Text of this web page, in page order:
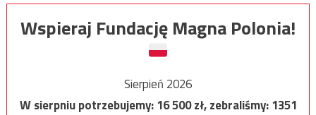
Wspieraj Fundację Magna Polonia!
Sierpień 2026
W sierpniu potrzebujemy:16 500zł, zebraliśmy:1351